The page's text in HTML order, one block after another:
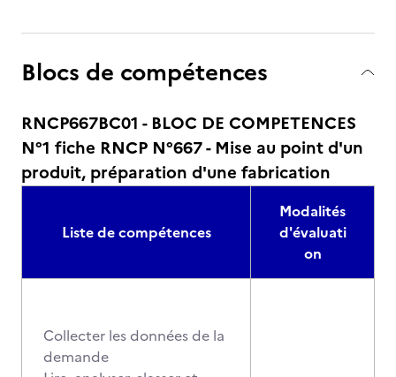
Blocs de compétences
RNCP667BC01 - BLOC DE COMPETENCES
N°1 fiche RNCP N°667 - Mise au point d'un
produit, préparation d'une fabrication
Liste de compétences
Modalités
d'évaluati
on
Collecter les données de la
demande